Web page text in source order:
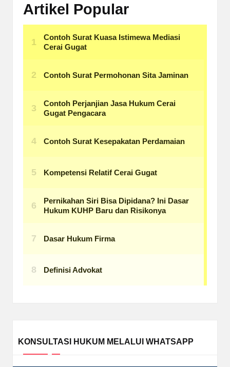
Artikel Popular
KONSULTASI HUKUM MELALUI WHATSAPP